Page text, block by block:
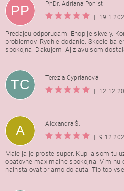
PP
PhDr. Adriana Ponist
|
Predajcu odporucam. Ehop je skvely.
problemov. Rychle dodanie. Skcele
spokojna. Dakujem. Aj zlavu som
TC
Terezia Cyprianová
|
A
Alexandra Š.
|
Male ja je proste super. Kupila som tu
opatovne maximalne spokojna. V
nainstalovat priamo do auta. Tip top